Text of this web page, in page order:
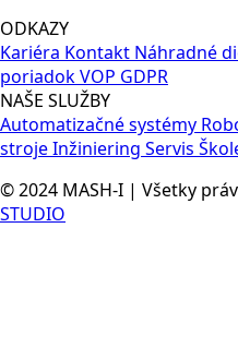
ODKAZY
Kariéra Kontakt Náhradné
poriadokVOP GDPR
NAŠE SLUŽBY
Automatizačné systémy
strojeInžiniering Servis
© 2024 MASH-I | Všetky
STUDIO